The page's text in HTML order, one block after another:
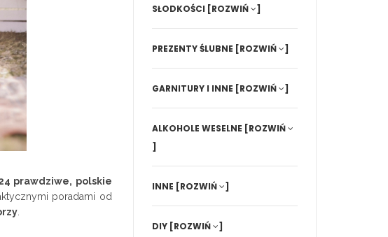
prawdziwe, polskie
poradami od
SŁODKOŚCI [ROZWIŃ ]
PREZENTY ŚLUBNE [ROZWIŃ ]
GARNITURY I INNE [ROZWIŃ ]
ALKOHOLE WESELNE [ROZWIŃ
]
INNE [ROZWIŃ ]
DIY [ROZWIŃ ]